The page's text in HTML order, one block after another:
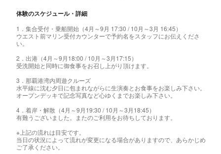
体験のスケジュール・詳細
1．集合受付・乗船開始（4月～9月 17:30 / 10月～3月 16:45）
ウエスト前マリン受付カウンターで予約名をスタッフにお伝えくださ
い。
2．出港（4月～9月18:00 / 10月～3月17:15）
受洗開始と同時に御食事をお召し上がり頂けます。
3．那覇港湾内周遊クルーズ
水平線に沈む夕日に包まれながらに生演奏とお食事をお楽しみ下さい。
オープンデッキで記念写真など心ゆくまでお楽しみ下さい。
4．着岸・解散（4月～9月19:30 / 10月～3月18:45）
有難うございました。またのご利用をお待ちしております。
※上記の流れは目安です。
当日の状況によって流れが変更になる場合がありますので、あらかじめ
ご了承ください。